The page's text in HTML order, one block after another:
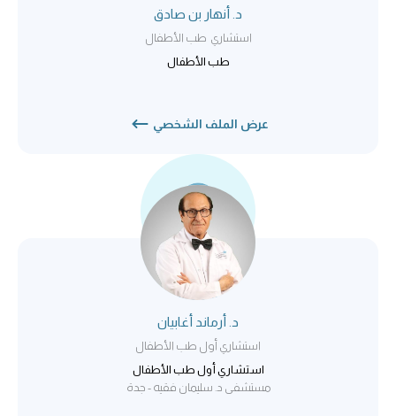
د. أنهار بن صادق
استشاري طب الأطفال
طب الأطفال
عرض الملف الشخصي
د. أرماند أغابيان
استشاري أول طب الأطفال
استشاري أول طب الأطفال
مستشفى د. سليمان فقيه - جدة